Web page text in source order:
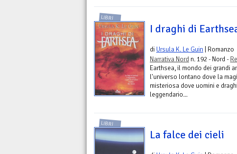
LIBRI
I draghi di
di Ursula K. Le Guin | Romanzo
Narrativa Nord n. 192 - Nord -
Earthsea, il mondo dei grandi
l'universo lontano dove la
misteriosa dove uomini e
leggendario...
LIBRI
La falce dei cieli